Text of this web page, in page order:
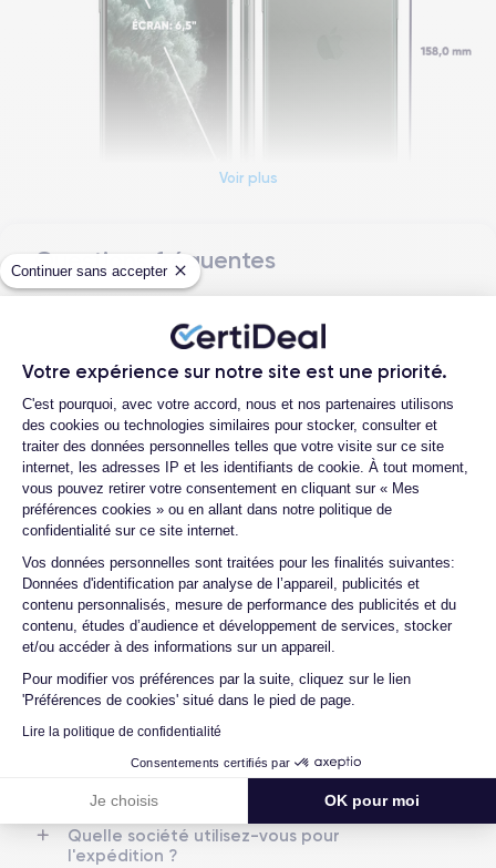
Continuer sans accepter
Votre expérience sur notre site est une priorité.
Plateforme de Gestion du
C'est pourquoi, avec votre accord, nous et nos partenaires utilisons
des cookies ou technologies similaires pour stocker, consulter et
traiter des données personnelles telles que votre visite sur ce site
internet, les adresses IP et les identifiants de cookie. À tout moment,
vous pouvez retirer votre consentement en cliquant sur « Mes
préférences cookies » ou en allant dans notre politique de
confidentialité sur ce site internet.
Vos données personnelles sont traitées pour les finalités suivantes:
Données d'identification par analyse de l’appareil, publicités et
contenu personnalisés, mesure de performance des publicités et du
contenu, études d’audience et développement de services, stocker
et/ou accéder à des informations sur un appareil.
Pour modifier vos préférences par la suite, cliquez sur le lien
'Préférences de cookies' situé dans le pied de page.
Lire la politique de confidentialité
Consentements certifiés par
Je choisis OK pour moi
Axeptio consent
Dimensions et poids iPhone 11 Pro Max
iOS (iOS 26)
158×77.8×8.1 mm 226 g
Écran
OLED 6.5 pouces
Résolution écran
RAM
Nom de la puce
Puce A13 Bionic
Nombre de cœurs
GPU 4 cœurs 2.65 GHz
Caméra
12 Mpx
Résolution vidéo
4K - 3840 x 2160 px
Recharge rapide
Oui, minimum 18W
Voir plus
Questions fréquentes
11 Pro Max d'occasion et un iPhone 11 Pro
Quelle est la durée de vie d'un iPhone 11
Pro Max reconditionné ?
Proposez-vous une assurance en cas de
casse due à des chocs ou à des chutes ?
Quelles sont les options disponibles sur
les batteries ?
Quels sont les accessoires inclus dans la
commande ?
Quelles garanties offrez-vous sur vos
produits ?
Quels sont vos modes de paiement ?
Est-il possible de payer l'iPhone 11 Pro
Max en plusieurs fois ?
Que se passe-t-il après avoir passé la
commande ?
Quelle société utilisez-vous pour
l'expédition ?